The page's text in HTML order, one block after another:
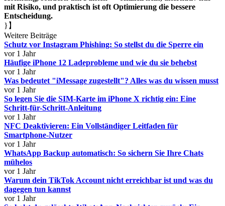
mit Risiko, und praktisch ist oft Optimierung die bessere
Entscheidung.
}】
Weitere Beiträge
Schutz vor Instagram Phishing: So stellst du die Sperre ein
vor 1 Jahr
Häufige iPhone 12 Ladeprobleme und wie du sie behebst
vor 1 Jahr
Was bedeutet "iMessage zugestellt"? Alles was du wissen musst
vor 1 Jahr
So legen Sie die SIM-Karte im iPhone X richtig ein: Eine
Schritt-für-Schritt-Anleitung
vor 1 Jahr
NFC Deaktivieren: Ein Vollständiger Leitfaden für
Smartphone-Nutzer
vor 1 Jahr
WhatsApp Backup automatisch: So sichern Sie Ihre Chats
mühelos
vor 1 Jahr
Warum dein TikTok Account nicht erreichbar ist und was du
dagegen tun kannst
vor 1 Jahr